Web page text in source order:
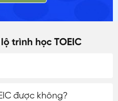
trình học TOEIC
được không?